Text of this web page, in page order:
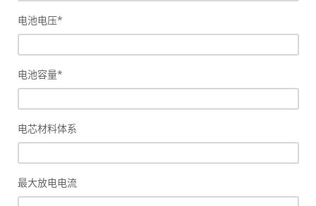
电池电压*
电池容量*
电芯材料体系
最大放电电流